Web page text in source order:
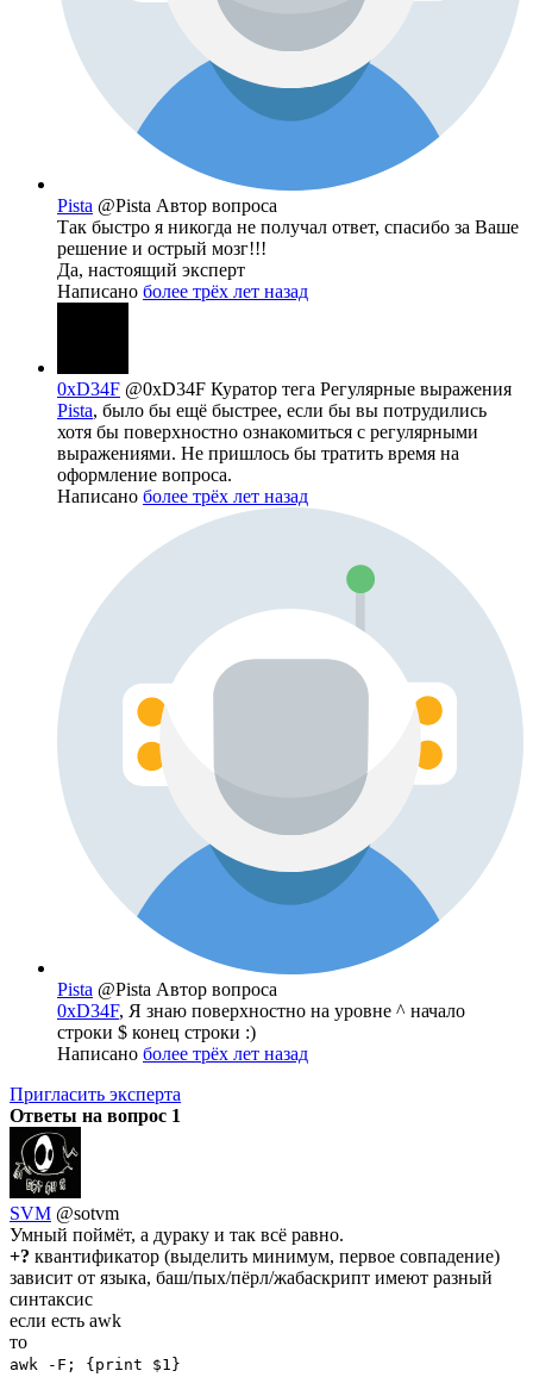
Pista @Pista Автор вопроса
Так быстро я никогда не получал ответ, спасибо за Ваше
решение и острый мозг!!!
Да, настоящий эксперт
Написано более трёх лет назад
0xD34F @0xD34F Куратор тега Регулярные выражения
Pista, было бы ещё быстрее, если бы вы потрудились
хотя бы поверхностно ознакомиться с регулярными
выражениями. Не пришлось бы тратить время на
оформление вопроса.
Написано более трёх лет назад
Pista @Pista Автор вопроса
0xD34F, Я знаю поверхностно на уровне ^ начало
строки $ конец строки :)
Написано более трёх лет назад
Пригласить эксперта
Ответы на вопрос 1
SVM @sotvm
Умный поймёт, а дураку и так всё равно.
+? квантификатор (выделить минимум, первое совпадение)
зависит от языка, баш/пых/пёрл/жабаскрипт имеют разный
синтаксис
если еcть awk
то
awk -F; {print $1}